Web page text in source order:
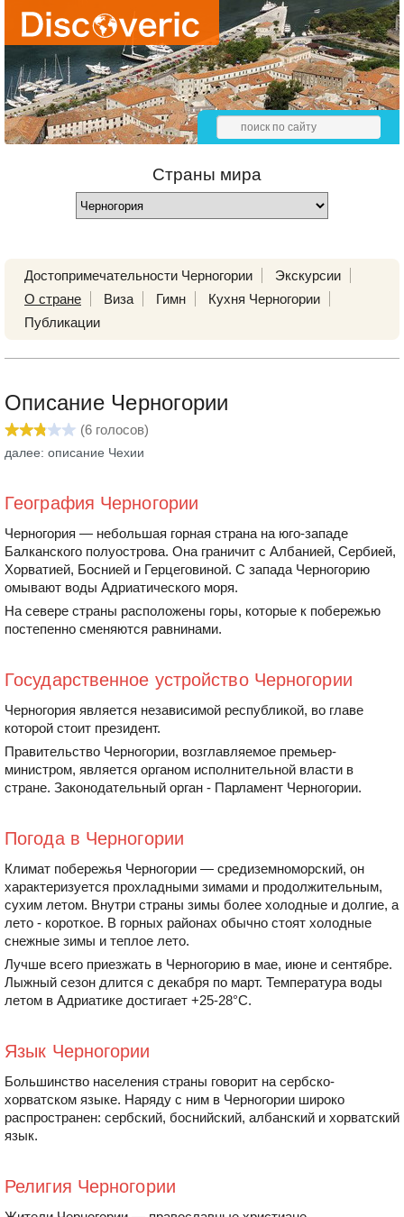
Страны мира
Достопримечательности Черногории
Экскурсии
О стране
Виза Гимн
Кухня Черногории
Публикации
Описание Черногории
(6 голосов)
далее: описание Чехии
География Черногории
Черногория — небольшая горная страна на юго-западе
Балканского полуострова. Она граничит с Албанией, Сербией,
Хорватией, Боснией и Герцеговиной. С запада Черногорию
омывают воды Адриатического моря.
На севере страны расположены горы, которые к побережью
постепенно сменяются равнинами.
Государственное устройство Черногории
Черногория является независимой республикой, во главе
которой стоит президент.
Правительство Черногории, возглавляемое премьер-
министром, является органом исполнительной власти в
стране. Законодательный орган - Парламент Черногории.
Погода в Черногории
Климат побережья Черногории — средиземноморский, он
характеризуется прохладными зимами и продолжительным,
сухим летом. Внутри страны зимы более холодные и долгие, а
лето - короткое. В горных районах обычно стоят холодные
снежные зимы и теплое лето.
Лучше всего приезжать в Черногорию в мае, июне и сентябре.
Лыжный сезон длится с декабря по март. Температура воды
летом в Адриатике достигает +25-28°C.
Язык Черногории
Большинство населения страны говорит на сербско-
хорватском языке. Наряду с ним в Черногории широко
распространен: сербский, боснийский, албанский и хорватский
язык.
Религия Черногории